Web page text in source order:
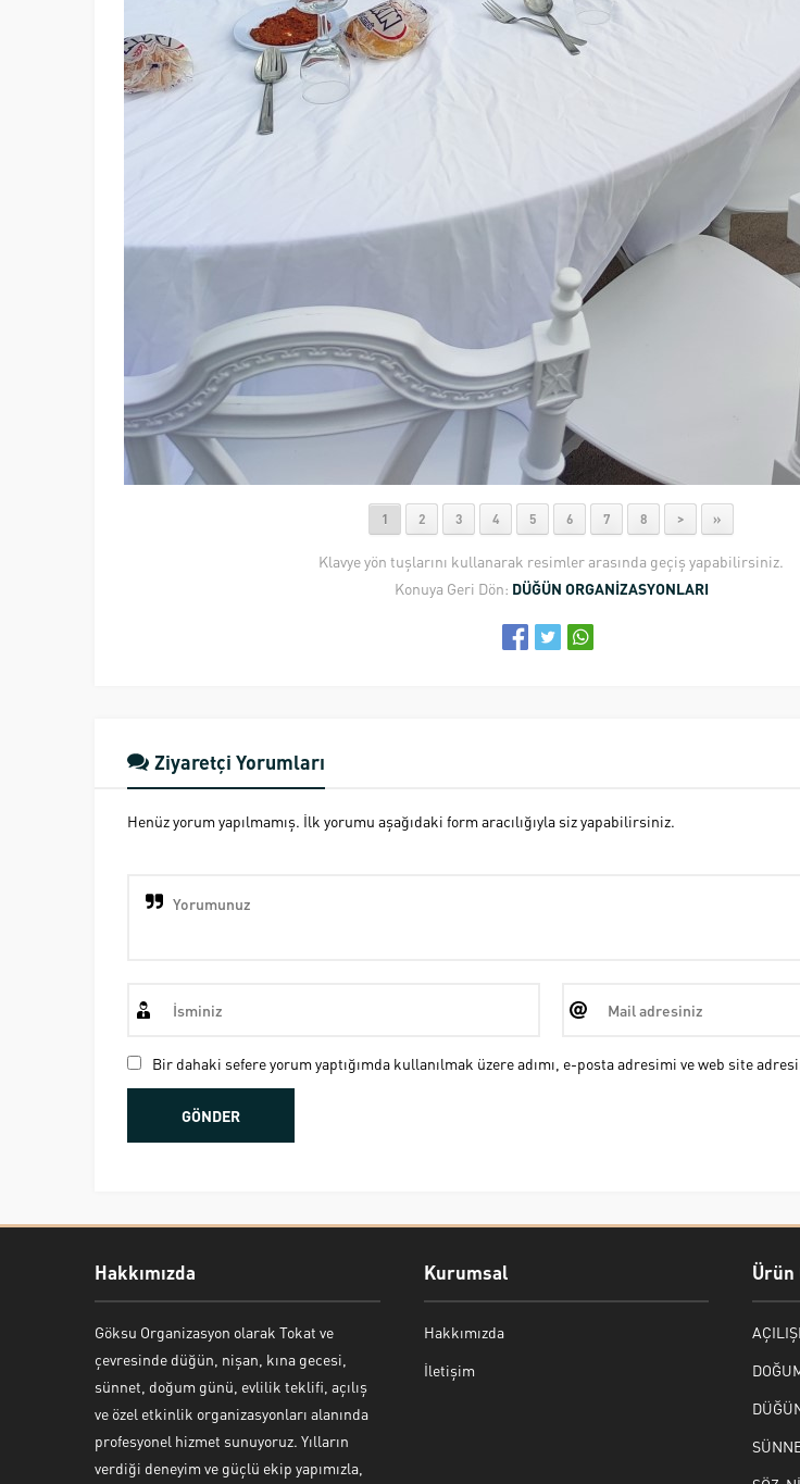
1 2 3 4 5 6 7 8 > »
Klavye yön tuşlarını kullanarak resimler arasında geçiş yapabilirsiniz.
Konuya Geri Dön: DÜĞÜN ORGANİZASYONLARI
Ziyaretçi Yorumları
Henüz yorum yapılmamış. İlk yorumu aşağıdaki form aracılığıyla siz yapabilirsiniz.
Bir dahaki sefere yorum yaptığımda kullanılmak üzere adımı, e-posta adresimi ve web site
Hakkımızda
Göksu Organizasyon olarak Tokat ve
çevresinde düğün, nişan, kına gecesi,
sünnet, doğum günü, evlilik teklifi, açılış
ve özel etkinlik organizasyonları alanında
profesyonel hizmet sunuyoruz. Yılların
verdiği deneyim ve güçlü ekip yapımızla,
Kurumsal
Hakkımızda
İletişim
Ürün
Bekir Kiper